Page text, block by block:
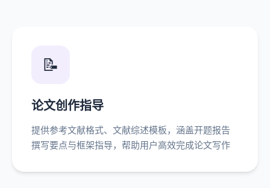
📝
论文创作指导
提供参考文献格式、文献综述模板，涵盖开题报告
撰写要点与框架指导，帮助用户高效完成论文写作